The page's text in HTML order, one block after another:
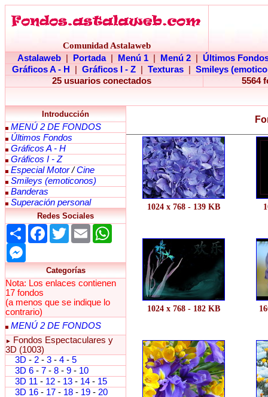
Comunidad Astalaweb
Astalaweb
Portada Menú 1 Menú 2
Últimos
Gráficos A - H
Gráficos I - Z Texturas
Smileys
25 usuarios conectados
5564
Introducción
MENÚ 2 DE FONDOS
Últimos Fondos
Gráficos A - H
Gráficos I - Z
Especial Motor/Cine
Smileys (emoticonos)
Banderas
Superación personal
Redes Sociales
Share Facebook
TwitterEmail
Categorías
Nota: Los enlaces contienen
17 fondos
(a menos que se indique lo
contrario)
MENÚ 2 DE FONDOS
►
Fondos Espectaculares y
3D (1003)
3D - 2 - 3 - 4 - 5
3D 6 - 7 - 8 - 9 - 10
3D 11 - 12 - 13 - 14 - 15
3D 16 - 17 - 18 - 19 - 20
1024 x 768 - 139 KB
1024 x 768 - 182 KB